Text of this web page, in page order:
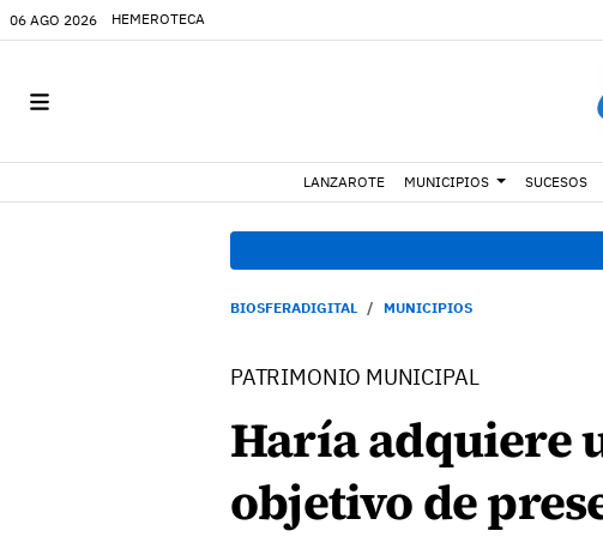
06 AGO 2026 HEMEROTECA
LANZAROTE MUNICIPIOS SUCESOS
BIOSFERADIGITAL MUNICIPIOS
PATRIMONIO MUNICIPAL
Haría adquiere
objetivo de